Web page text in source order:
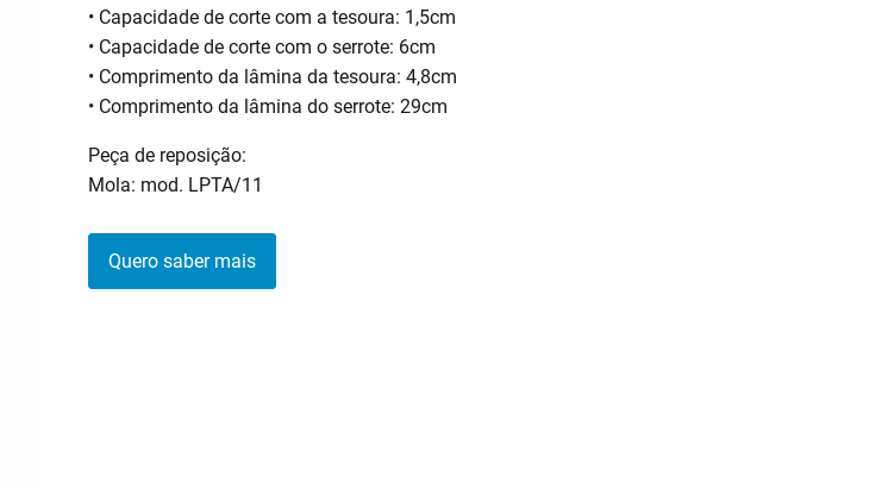
• Capacidade de corte com a tesoura: 1,5cm
• Capacidade de corte com o serrote: 6cm
• Comprimento da lâmina da tesoura: 4,8cm
• Comprimento da lâmina do serrote: 29cm
Peça de reposição:
Mola: mod. LPTA/11
Quero saber mais